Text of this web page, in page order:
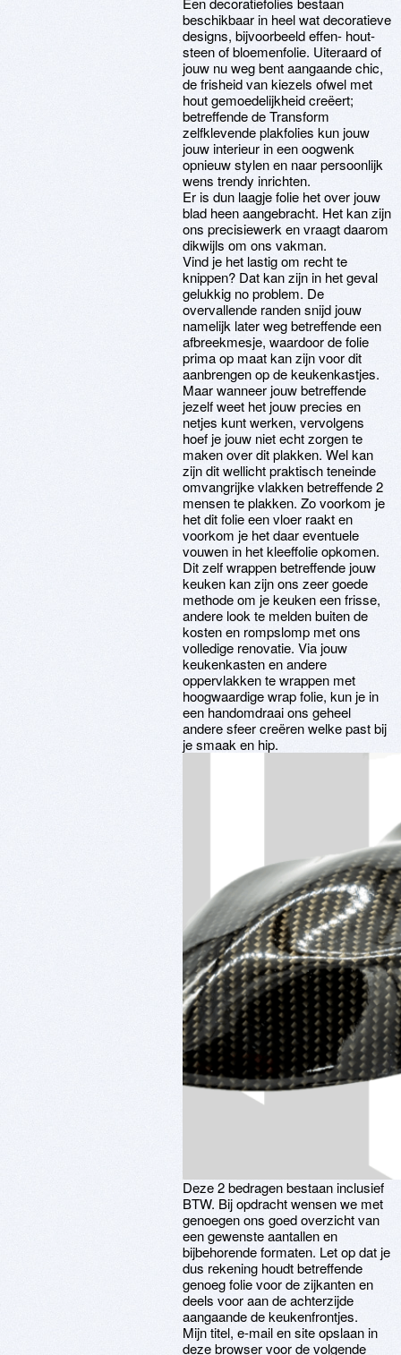
beschikbaar in heel wat decoratieve
designs, bijvoorbeeld effen- hout-
steen of bloemenfolie. Uiteraard of
jouw nu weg bent aangaande chic,
de frisheid van kiezels ofwel met
hout gemoedelijkheid creëert;
betreffende de Transform
zelfklevende plakfolies kun jouw
jouw interieur in een oogwenk
opnieuw stylen en naar persoonlijk
wens trendy inrichten.
Er is dun laagje folie het over jouw
blad heen aangebracht. Het kan zijn
ons precisiewerk en vraagt daarom
dikwijls om ons vakman.
Vind je het lastig om recht te
knippen? Dat kan zijn in het geval
gelukkig no problem. De
overvallende randen snijd jouw
namelijk later weg betreffende een
afbreekmesje, waardoor de folie
prima op maat kan zijn voor dit
aanbrengen op de keukenkastjes.
Maar wanneer jouw betreffende
jezelf weet het jouw precies en
netjes kunt werken, vervolgens
hoef je jouw niet echt zorgen te
maken over dit plakken. Wel kan
zijn dit wellicht praktisch teneinde
omvangrijke vlakken betreffende 2
mensen te plakken. Zo voorkom je
het dit folie een vloer raakt en
voorkom je het daar eventuele
vouwen in het kleeffolie opkomen.
Dit zelf wrappen betreffende jouw
keuken kan zijn ons zeer goede
methode om je keuken een frisse,
andere look te melden buiten de
kosten en rompslomp met ons
volledige renovatie. Via jouw
keukenkasten en andere
oppervlakken te wrappen met
hoogwaardige wrap folie, kun je in
een handomdraai ons geheel
andere sfeer creëren welke past bij
je smaak en hip.
Deze 2 bedragen bestaan inclusief
BTW. Bij opdracht wensen we met
genoegen ons goed overzicht van
een gewenste aantallen en
bijbehorende formaten. Let op dat je
dus rekening houdt betreffende
genoeg folie voor de zijkanten en
deels voor aan de achterzijde
aangaande de keukenfrontjes.
Mijn titel, e-mail en site opslaan in
deze browser voor de volgende